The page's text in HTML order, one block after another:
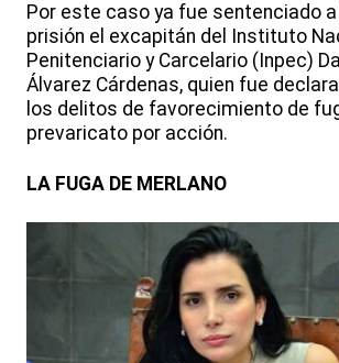
Por este caso ya fue sentenciado
prisión el excapitán del Instituto
Penitenciario y Carcelario (Inpec)
Álvarez Cárdenas, quien fue
los delitos de favorecimiento de
prevaricato por acción.
LA FUGA DE MERLANO